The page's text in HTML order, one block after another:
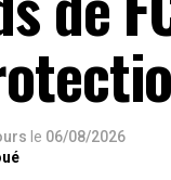
le 06/08/2026